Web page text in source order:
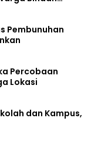
Pembunuhan
Percobaan
Lokasi
dan Kampus,